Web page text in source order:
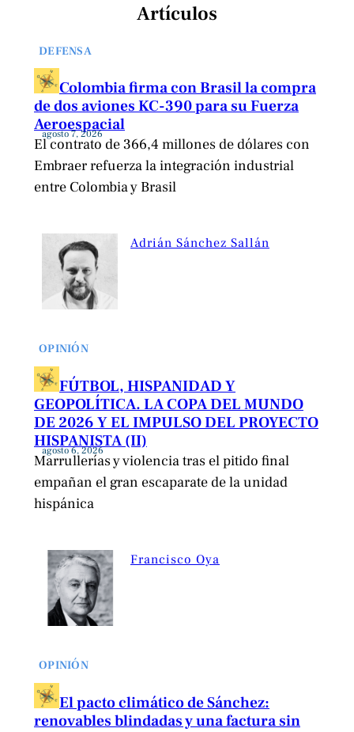
Artículos
DEFENSA
Colombia firma con Brasil la compra
de dos aviones KC-390 para su Fuerza
Aeroespacial
agosto 7, 2026
El contrato de 366,4 millones de dólares con
Embraer refuerza la integración industrial
entre Colombia y Brasil
Adrián Sánchez Sallán
OPINIÓN
FÚTBOL, HISPANIDAD Y
GEOPOLÍTICA. LA COPA DEL MUNDO
DE 2026 Y EL IMPULSO DEL PROYECTO
HISPANISTA (II)
agosto 6, 2026
Marrullerías y violencia tras el pitido final
empañan el gran escaparate de la unidad
hispánica
Francisco Oya
OPINIÓN
El pacto climático de Sánchez:
renovables blindadas y una factura sin